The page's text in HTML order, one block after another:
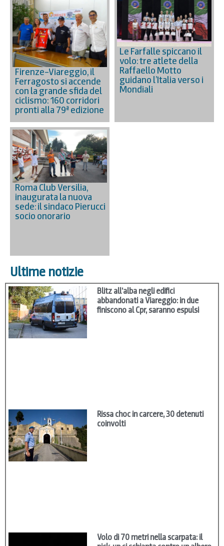
Firenze–Viareggio, il
Ferragosto si accende
con la grande sfida del
ciclismo: 160 corridori
pronti alla 79ª edizione
Le Farfalle spiccano il
volo: tre atlete della
Raffaello Motto
guidano l’Italia verso i
Mondiali
Roma Club Versilia,
inaugurata la nuova
sede: il sindaco Pierucci
socio onorario
Ultime notizie
Blitz all’alba negli edifici
abbandonati a Viareggio: in due
finiscono al Cpr, saranno espulsi
Rissa choc in carcere, 30 detenuti
coinvolti
Volo di 70 metri nella scarpata: il